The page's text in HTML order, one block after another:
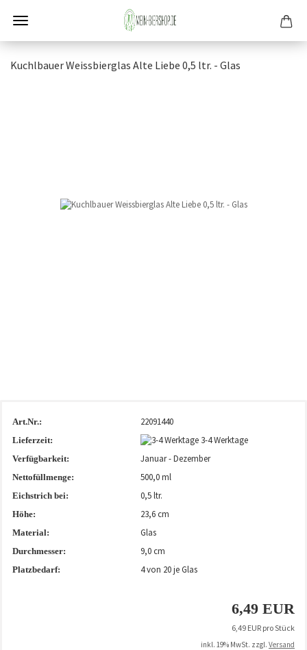
Kuch­lbau­er Weiss­bier­glas Alte Liebe 0,5 ltr. - Glas
Art.Nr.: 22091440
Lieferzeit: 3-4 Werktage
Verfügbarkeit: Januar - Dezember
Nettofüllmenge: 500,0 ml
Eichstrich bei: 0,5 ltr.
Höhe: 23,6 cm
Material: Glas
Durchmesser: 9,0 cm
Platzbedarf: 4von 20 je Glas
6,49 EUR
6,49 EUR pro Stück
inkl. 19% MwSt. zzgl. Versand